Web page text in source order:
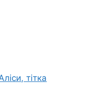
тітка